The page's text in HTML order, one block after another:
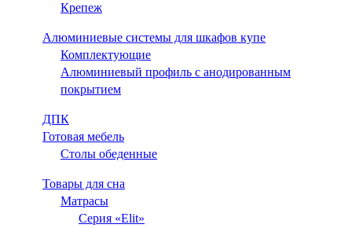
Крепеж
Алюминиевые системы для шкафов купе
Комплектующие
Алюминиевый профиль с анодированным
покрытием
ДПК
Готовая мебель
Столы обеденные
Товары для сна
Матрасы
Серия «Elit»